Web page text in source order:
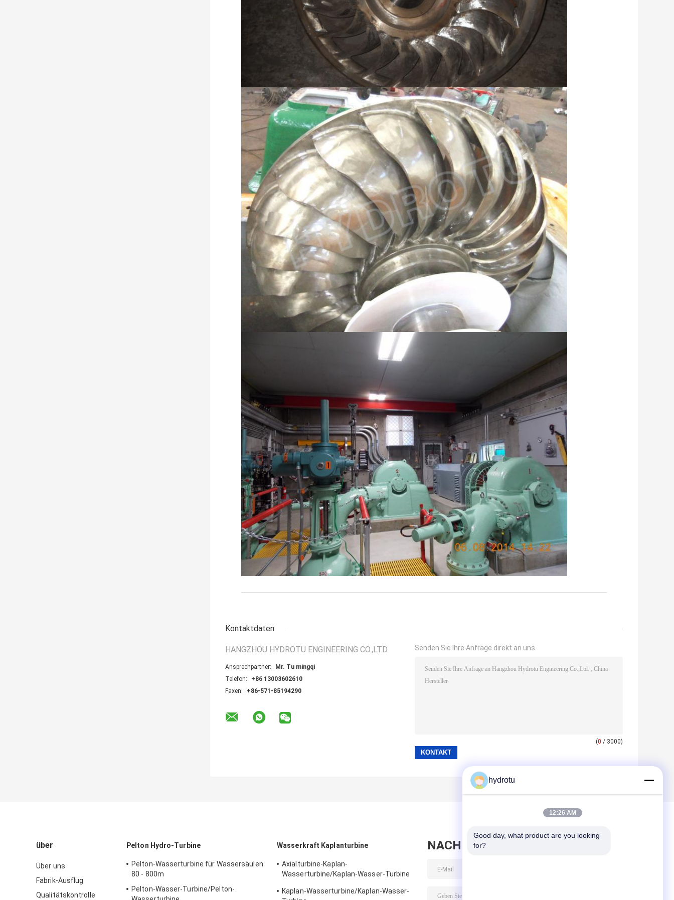
Kontaktdaten
HANGZHOU HYDROTU ENGINEERING CO.,LTD.
Ansprechpartner:
Mr. Tu mingqi
Telefon:
+86 13003602610
Faxen:
+86-571-85194290
Senden Sie Ihre Anfrage direkt an uns
(0 / 3000)
über
Über uns
Fabrik-Ausflug
Qualitätskontrolle
Pelton Hydro-Turbine
Pelton-Wasserturbine für Wassersäulen
80 - 800m
Pelton-Wasser-Turbine/Pelton-
Wasserkraft Kaplanturbine
Axialturbine-Kaplan-
Wasserturbine/Kaplan-Wasser-Turbine
Projekt
Kaplan-Wasserturbine/Kaplan-Wasser-
NACHRICHT HINTERLASSEN
hydrotu
12:26 AM
Good day, what product are you looking
for?